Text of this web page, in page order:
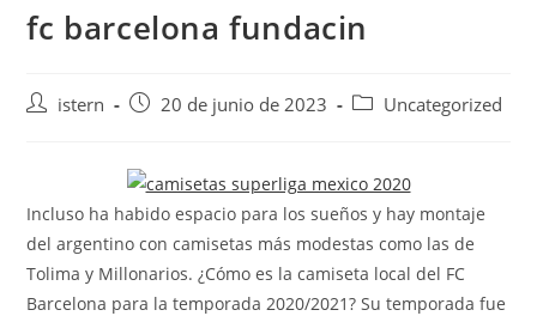
fc barcelona fundacin
Autoristern
Publicación
entrada:
20 de junio de 2023
Categoría
entrada:
Uncategorized
Incluso ha habido espacio para los sueños y hay montaje
del argentino con camisetas más modestas como las de
Tolima y Millonarios. ¿Cómo es la camiseta local del FC
Barcelona para la temporada 2020/2021? Su temporada fue